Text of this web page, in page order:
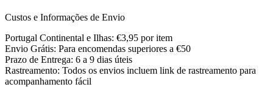
Custos e Informações de Envio
Portugal Continental e Ilhas: €3,95 por item
Envio Grátis: Para encomendas superiores a €50
Prazo de Entrega: 6 a 9 dias úteis
Rastreamento: Todos os envios incluem link de rastreamento para
acompanhamento fácil